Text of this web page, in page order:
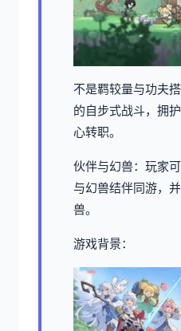
不是羁较量与功夫
的自步式战斗，拥
心转职。
伙伴与幻兽：玩家
与幻兽结伴同游，
兽。
游戏背景：